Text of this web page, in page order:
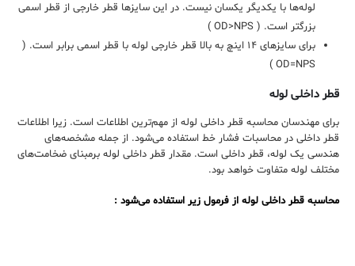
لوله‌ها با یکدیگر یکسان نیست. در این سایزها قطر خارجی از قطر اسمی
بزرگتر است. ( OD>NPS )
برای سایزهای ۱۴ اینچ به بالا قطر خارجی لوله با قطر اسمی برابر است. (
OD=NPS )
قطر داخلی لوله
برای مهندسان محاسبه‌ قطر داخلی لوله از مهم‌ترین اطلاعات است. زیرا اطلاعات
قطر داخلی در محاسبات فشار خط استفاده می‌شود. از جمله مشخصه‌های
هندسی یک لوله، قطر داخلی است. مقدار قطر داخلی لوله برمبنای ضخامت‌های
مختلف لوله متفاوت خواهد بود.
محاسبه‌ قطر داخلی لوله از فرمول زیر استفاده می‌شود :